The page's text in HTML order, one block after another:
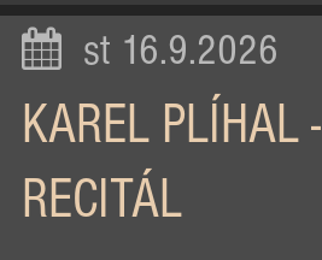
st 16.9.2026
KAREL PLÍHAL -
RECITÁL